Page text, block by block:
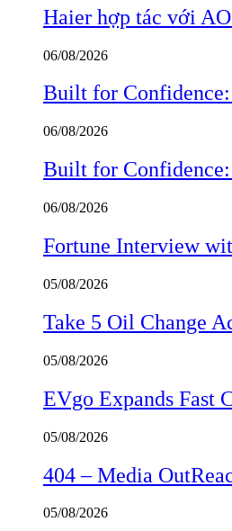
Haier hợp tác với
06/08/2026
Built for
06/08/2026
Built for
06/08/2026
Fortune Interview
05/08/2026
Take 5 Oil Change
05/08/2026
EVgo Expands Fast
05/08/2026
404 – Media
05/08/2026